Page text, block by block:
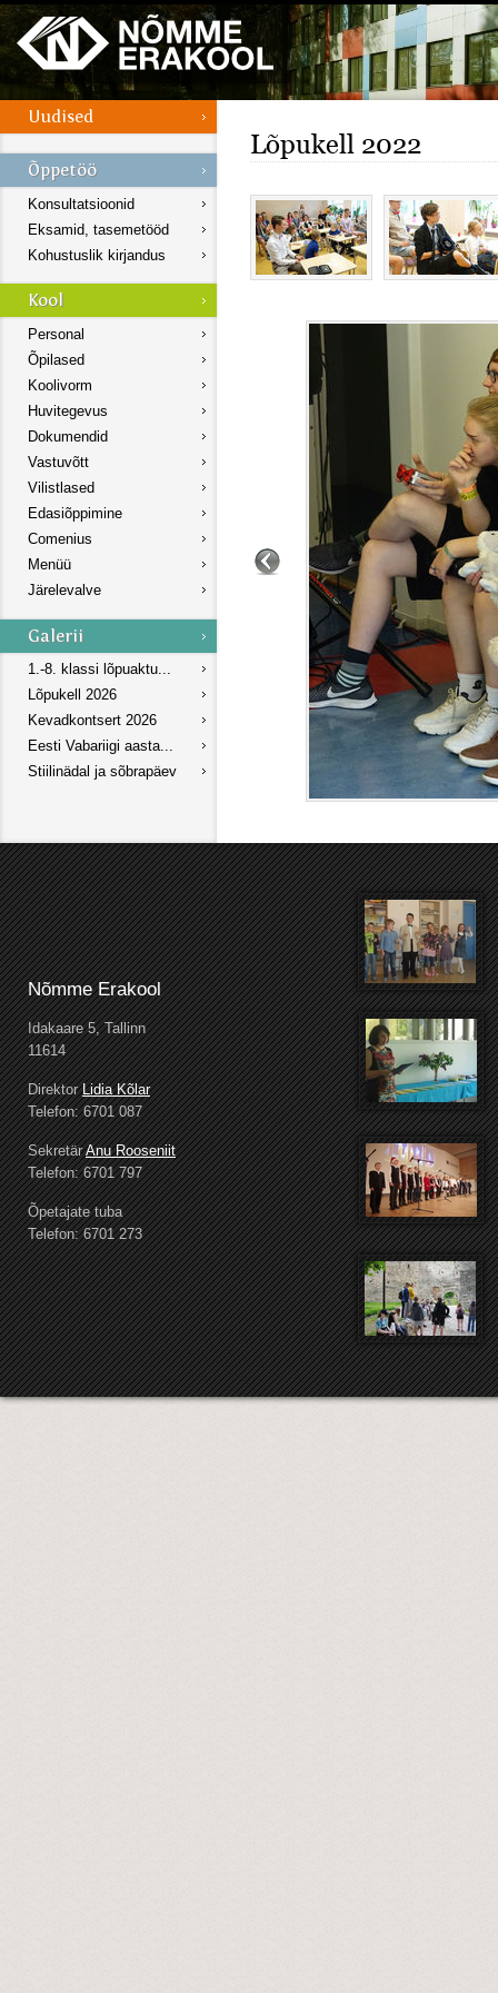
Konsultatsioonid
Eksamid, tasemetööd
Kohustuslik kirjandus
Personal
Õpilased
Koolivorm
Huvitegevus
Dokumendid
Vastuvõtt
Vilistlased
Edasiõppimine
Comenius
Menüü
Järelevalve
1.-8. klassi lõpuaktu...
Lõpukell 2026
Kevadkontsert 2026
Eesti Vabariigi aasta...
Stiilinädal ja sõbrapäev
Lõpukell 2022
Nõmme Erakool
Idakaare 5, Tallinn
11614
DirektorLidia Kõlar
Telefon: 6701 087
SekretärAnu Rooseniit
Telefon: 6701 797
Õpetajate tuba
Telefon: 6701 273